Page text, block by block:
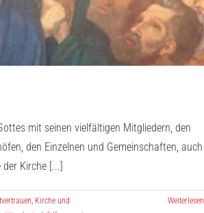
mit seinen vielfältigen Mitgliedern, den
den Einzelnen und Gemeinschaften, auch
Kirche [...]
, Kirche und
Weiterlesen